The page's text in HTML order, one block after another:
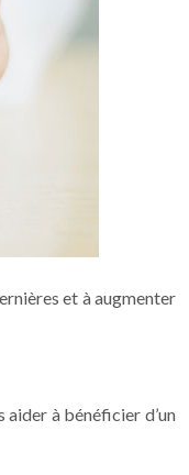
et à augmenter
à bénéficier d’un